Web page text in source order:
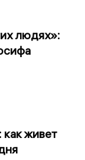
людях»:
живет